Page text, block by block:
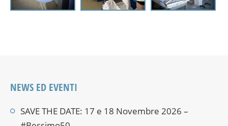
NEWS ED EVENTI
SAVE THE DATE: 17 e 18 Novembre 2026 –